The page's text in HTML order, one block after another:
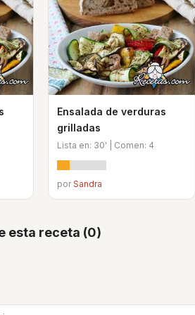
Ensalada de verduras
grilladas
Lista en: 30' | Comen: 4
porSandra
esta receta (0)